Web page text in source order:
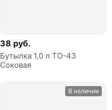
38 руб.
Бутылка 1,0 л ТО-43
Соковая
В наличии